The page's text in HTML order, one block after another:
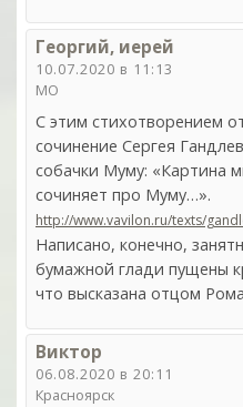
Георгий, иерей
10.07.2020 в 11:13
МО
С этим стихотворением
сочинение Сергея
собачки Муму: «Картина
сочиняет про Муму…».
http://www.vavilon.ru/texts/
Написано, конечно,
бумажной глади пущены
что высказана отцом
Виктор
06.08.2020 в 20:11
Красноярск